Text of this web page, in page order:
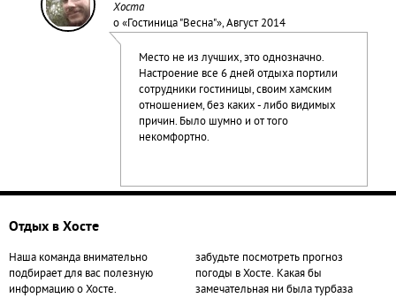
Хоста
о «Гостиница "Весна"», Август 2014
Место не из лучших, это однозначно.
Настроение все 6 дней отдыха портили
сотрудники гостиницы, своим хамским
отношением, без каких - либо видимых
причин. Было шумно и от того
некомфортно.
Отдых в Хосте
Наша команда внимательно
подбирает для вас полезную
информацию о Хосте.
забудьте посмотреть прогноз
погоды в Хосте. Какая бы
замечательная ни была турбаза